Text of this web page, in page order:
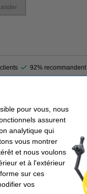
92%
d'imprimer sur une toile
et une longueur de 6,1
Grammage:
Code EAN:
pour vous, nous
assurent
analytique qui
vous montrer
et nous voulons
et à l'extérieur
sur ces
vos